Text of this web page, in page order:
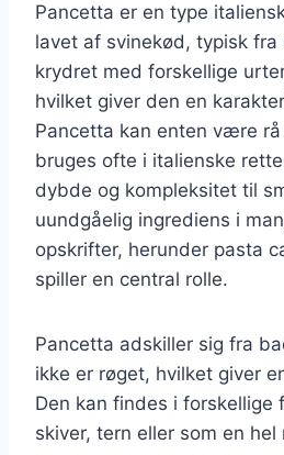
Pancetta er en type
lavet af svinekød, typisk fra
krydret med forskellige
hvilket giver den en
Pancetta kan enten være
bruges ofte i italienske
dybde og kompleksitet til
uundgåelig ingrediens i
opskrifter, herunder pasta
spiller en central rolle.
Pancetta adskiller sig fra
ikke er røget, hvilket giver
Den kan findes i forskellige
skiver, tern eller som en